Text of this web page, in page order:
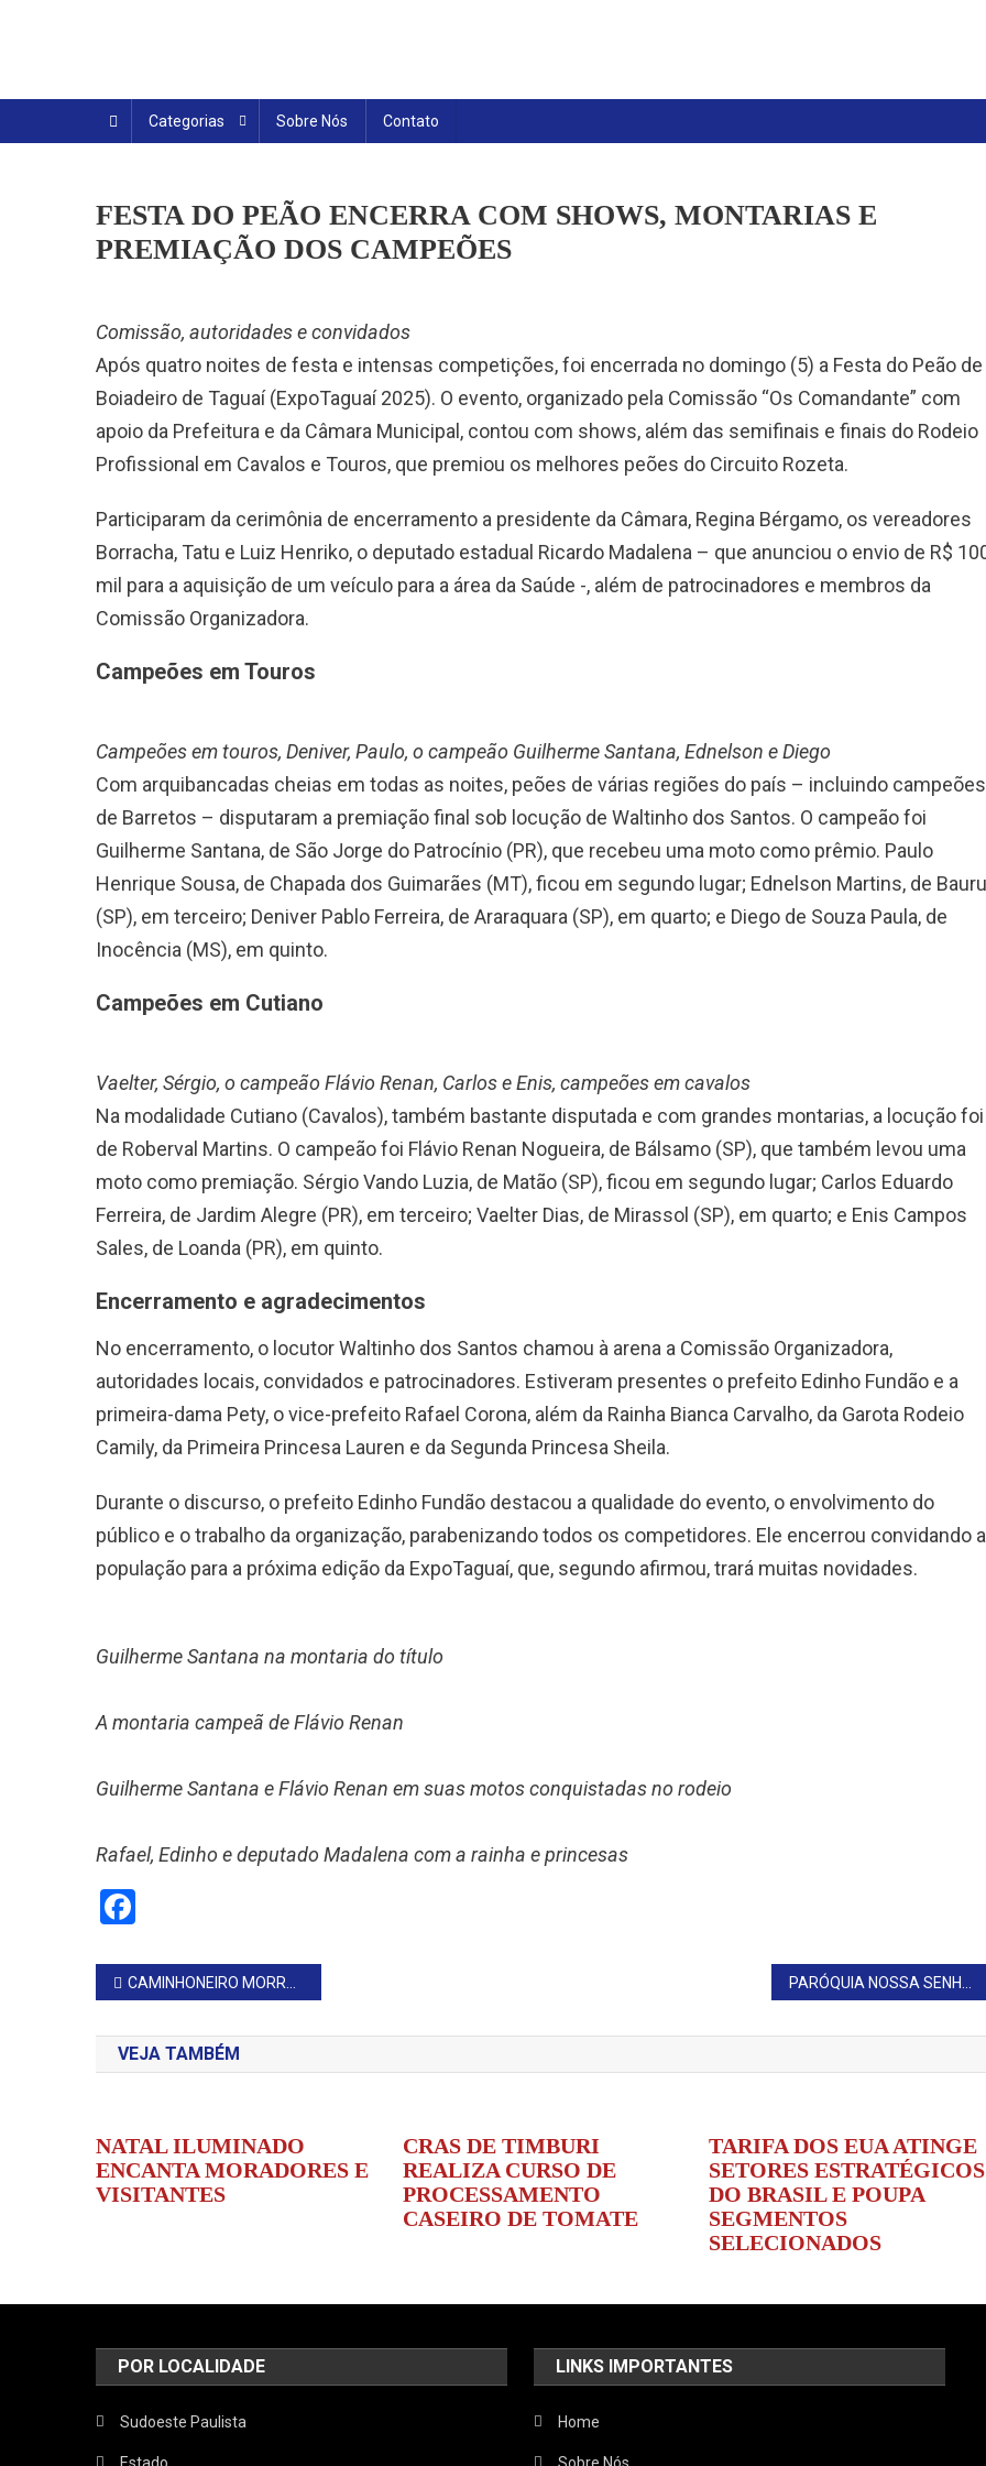
Categorias Sobre Nós Contato
FESTA DO PEÃO ENCERRA COM SHOWS, MONTARIAS E
PREMIAÇÃO DOS CAMPEÕES
Comissão, autoridades e convidados
Após quatro noites de festa e intensas competições, foi encerrada no domingo (5) a Festa do Peão de
Boiadeiro de Taguaí (ExpoTaguaí 2025). O evento, organizado pela Comissão “Os Comandante” com
apoio da Prefeitura e da Câmara Municipal, contou com shows, além das semifinais e finais do Rodeio
Profissional em Cavalos e Touros, que premiou os melhores peões do Circuito Rozeta.
Participaram da cerimônia de encerramento a presidente da Câmara, Regina Bérgamo, os vereadores
Borracha, Tatu e Luiz Henriko, o deputado estadual Ricardo Madalena – que anunciou o envio de R$
mil para a aquisição de um veículo para a área da Saúde -, além de patrocinadores e membros da
Comissão Organizadora.
Campeões em Touros
Campeões em touros, Deniver, Paulo, o campeão Guilherme Santana, Ednelson e Diego
Com arquibancadas cheias em todas as noites, peões de várias regiões do país – incluindo campeões
de Barretos – disputaram a premiação final sob locução de Waltinho dos Santos. O campeão foi
Guilherme Santana, de São Jorge do Patrocínio (PR), que recebeu uma moto como prêmio. Paulo
Henrique Sousa, de Chapada dos Guimarães (MT), ficou em segundo lugar; Ednelson Martins, de Bauru
(SP), em terceiro; Deniver Pablo Ferreira, de Araraquara (SP), em quarto; e Diego de Souza Paula, de
Inocência (MS), em quinto.
Campeões em Cutiano
Vaelter, Sérgio, o campeão Flávio Renan, Carlos e Enis, campeões em cavalos
Na modalidade Cutiano (Cavalos), também bastante disputada e com grandes montarias, a locução foi
de Roberval Martins. O campeão foi Flávio Renan Nogueira, de Bálsamo (SP), que também levou uma
moto como premiação. Sérgio Vando Luzia, de Matão (SP), ficou em segundo lugar; Carlos Eduardo
Ferreira, de Jardim Alegre (PR), em terceiro; Vaelter Dias, de Mirassol (SP), em quarto; e Enis Campos
Sales, de Loanda (PR), em quinto.
Encerramento e agradecimentos
No encerramento, o locutor Waltinho dos Santos chamou à arena a Comissão Organizadora,
autoridades locais, convidados e patrocinadores. Estiveram presentes o prefeito Edinho Fundão e a
primeira-dama Pety, o vice-prefeito Rafael Corona, além da Rainha Bianca Carvalho, da Garota Rodeio
Camily, da Primeira Princesa Lauren e da Segunda Princesa Sheila.
Durante o discurso, o prefeito Edinho Fundão destacou a qualidade do evento, o envolvimento do
público e o trabalho da organização, parabenizando todos os competidores. Ele encerrou convidando a
população para a próxima edição da ExpoTaguaí, que, segundo afirmou, trará muitas novidades.
Guilherme Santana na montaria do título
A montaria campeã de Flávio Renan
Guilherme Santana e Flávio Renan em suas motos conquistadas no rodeio
Rafael, Edinho e deputado Madalena com a rainha e princesas
Navegação
de
Post
CAMINHONEIRO MORRE APÓS PERDER O CONTROLE E COLIDIR CONTRA POSTE
VEJA TAMBÉM
NATAL ILUMINADO
ENCANTA MORADORES E
VISITANTES
CRAS DE TIMBURI
REALIZA CURSO DE
PROCESSAMENTO
CASEIRO DE TOMATE
TARIFA DOS EUA ATINGE
SETORES ESTRATÉGICOS
DO BRASIL E POUPA
SEGMENTOS
SELECIONADOS
POR LOCALIDADE
Sudoeste Paulista
LINKS IMPORTANTES
Home